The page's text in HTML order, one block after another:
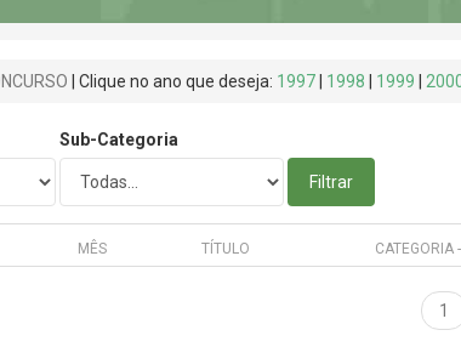
| Clique no ano que deseja: 1997 1998 1999
Sub-Categoria
Filtrar
MÊS TÍTULO CATEGORIA
1